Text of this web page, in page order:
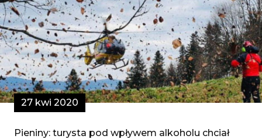
27 kwi 2020
Pieniny: turysta pod wpływem alkoholu chciał